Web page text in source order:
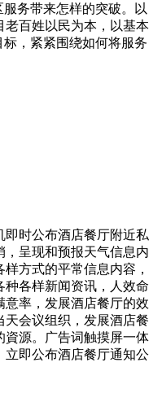
务带来怎样的突破。以
老百姓以民为本，以基本
，紧紧围绕如何将服务
即时公布酒店餐厅附近私
，呈现和预报天气信息内
方式的平常信息内容，
种各样新闻资讯，人效命
率，发展酒店餐厅的效
会议组织，发展酒店餐
資源。广告词触摸屏一体
立即公布酒店餐厅通知公